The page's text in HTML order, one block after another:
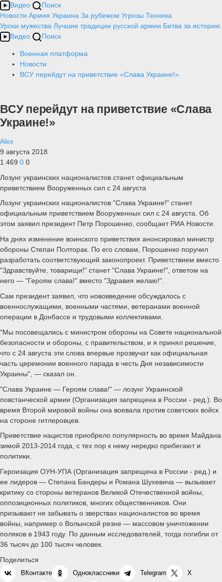
Видео
Поиск
Новости Армия Украина За рубежом Угрозы Техника
Уроки мужества Лучшие традиции русской армии Битва за историю
Видео
Поиск
Военная платформа
Новости
ВСУ перейдут на приветствие «Слава Украине!»
ВСУ перейдут на приветствие «Слава
Украине!»
Alex
9 августа 2018
1 469 0 0
Лозунг украинских националистов станет официальным
приветствием Вооруженных сил с 24 августа
Лозунг украинских националистов "Слава Украине!" станет
официальным приветствием Вооруженных сил с 24 августа. Об
этом заявил президент Петр Порошенко, сообщает РИА Новости.
На днях изменение воинского приветствия анонсировал министр
обороны Степан Полторак. По его словам, Порошенко поручил
разработать соответствующий законопроект. Приветствием вместо
"Здравствуйте, товарищи!" станет "Слава Украине!", ответом на
него — "Героям слава!" вместо "Здравия желаю!".
Сам президент заявил, что нововведение обсуждалось с
военнослужащими, военными частями, ветеранами военной
операции в Донбассе и трудовыми коллективами.
"Мы посовещались с министром обороны на Совете национальной
безопасности и обороны, с правительством, и я принял решение,
что с 24 августа эти слова впервые прозвучат как официальная
часть церемонии военного парада в честь Дня независимости
Украины", — сказал он.
"Слава Украине — Героям слава!" — лозунг Украинской
повстанческой армии (Организация запрещена в Рoccии - ред.). Во
время Второй мировой войны она воевала против советских войск
на стороне гитлеровцев.
Приветствие нацистов приобрело популярность во время Майдана
зимой 2013-2014 года, с тех пор к нему нередко прибегают и
политики.
Героизация ОУН-УПА (Организация запрещена в Рoccии - ред.) и
ее лидеров — Степана Бандеры и Романа Шухевича — вызывает
критику со стороны ветеранов Великой Отечественной войны,
оппозиционных политиков, многих общественников. Они
призывают не забывать о зверствах националистов во время
войны, например о Волынской резне — массовом уничтожении
поляков в 1943 году. По данным исследователей, тогда погибли от
36 тысяч до 100 тысяч человек.
Поделиться
ВКонтакте Одноклассники Telegram X